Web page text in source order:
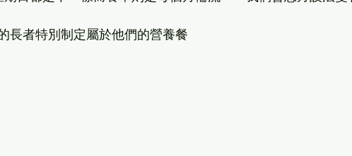
長者特別制定屬於他們的營養餐